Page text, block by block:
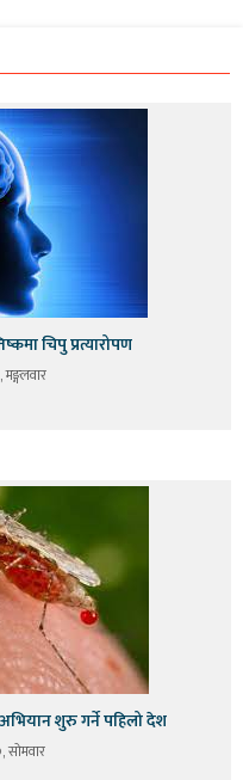
चिपु प्रत्यारोपण
शुरु गर्ने पहिलो देश
सोमवार